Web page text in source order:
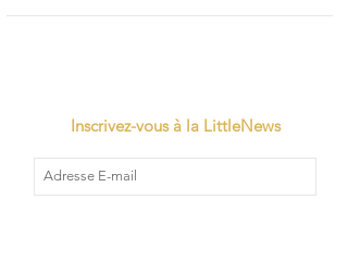
Inscrivez-vous à la LittleNews